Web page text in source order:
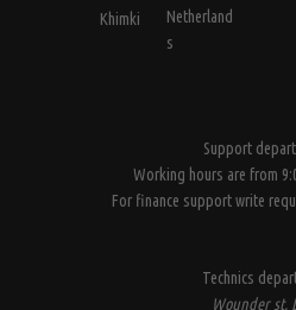
Khimki
Netherland
s
Support
Working hours are from
For finance support write
Technics
Wounder st,